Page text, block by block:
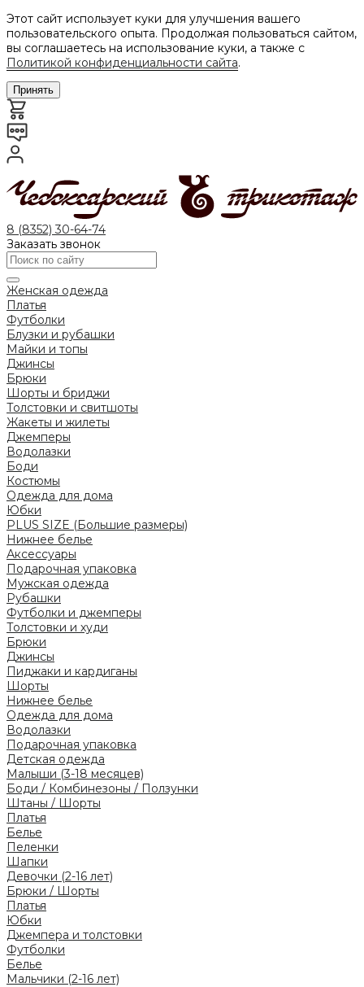
Этот сайт использует куки для улучшения вашего
пользовательского опыта. Продолжая пользоваться сайтом,
вы соглашаетесь на использование куки, а также с
Политикой конфиденциальности сайта.
Принять
8 (8352) 30-64-74
Заказать звонок
Женская одежда
Платья
Футболки
Блузки и рубашки
Майки и топы
Джинсы
Брюки
Шорты и бриджи
Толстовки и свитшоты
Жакеты и жилеты
Джемперы
Водолазки
Боди
Костюмы
Одежда для дома
Юбки
PLUS SIZE (Большие размеры)
Нижнее белье
Аксессуары
Подарочная упаковка
Мужская одежда
Рубашки
Футболки и джемперы
Толстовки и худи
Брюки
Джинсы
Пиджаки и кардиганы
Шорты
Нижнее белье
Одежда для дома
Водолазки
Подарочная упаковка
Детская одежда
Малыши (3-18 месяцев)
Боди / Комбинезоны / Ползунки
Штаны / Шорты
Платья
Белье
Пеленки
Шапки
Девочки (2-16 лет)
Брюки / Шорты
Платья
Юбки
Джемпера и толстовки
Футболки
Белье
Мальчики (2-16 лет)